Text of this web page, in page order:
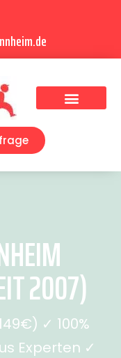
2007)
✓ 100%
Experten ✓